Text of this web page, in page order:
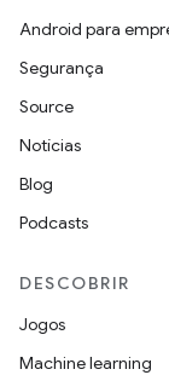
Android para
Segurança
Source
Notícias
Blog
Podcasts
DESCOBRIR
Jogos
Machine learning